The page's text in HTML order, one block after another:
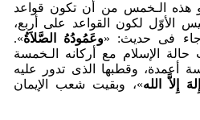
هذه الـخمس من أن تکون قواعد
الأوّل لکون القواعد علی أربع،
جاء فی حدیث: «وعَمُودُهُ الصَّلاَةُ».
1/16) مثّلت حالة ‌الإسلام مع أرکانه الـخمسة
أعمدة، وقطبها الذی تدور علیه
إِلاَّ الله»، وبقیت شعب الإیمان